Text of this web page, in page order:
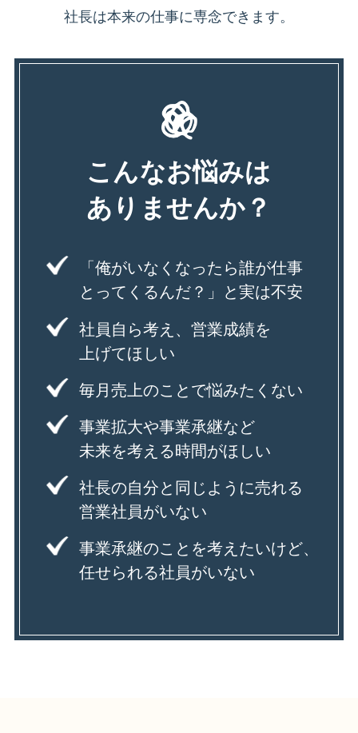
社長は本来の仕事に専念できます。
こんなお悩みは
ありませんか？
「俺がいなくなったら誰が仕事
とってくるんだ？」と実は不安
社員⾃ら考え、営業成績を
上げてほしい
毎⽉売上のことで悩みたくない
事業拡⼤や事業承継など
未来を考える時間がほしい
社長の自分と同じように売れる
営業社員がいない
事業承継のことを考えたいけど、
任せられる社員がいない